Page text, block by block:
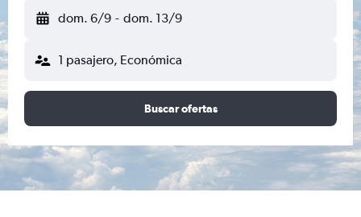
dom. 6/9 - dom. 13/9
1 pasajero, Económica
Buscar ofertas